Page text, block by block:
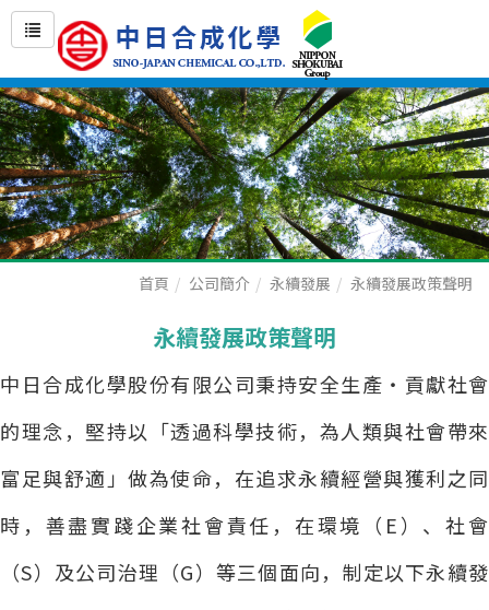
首頁 公司簡介 永續發展 永續發展政策聲明
永續發展政策聲明
中日合成化學股份有限公司秉持安全生產・貢獻社會
的理念，堅持以「透過科學技術，為人類與社會帶來
富足與舒適」做為使命，在追求永續經營與獲利之同
時，善盡實踐企業社會責任，在環境（E）、社會
（S）及公司治理（G）等三個面向，制定以下永續發